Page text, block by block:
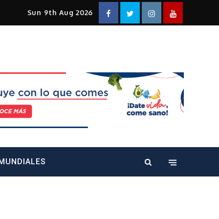
Sun 9th Aug 2026 FacebookTwitterInstagramYouTube